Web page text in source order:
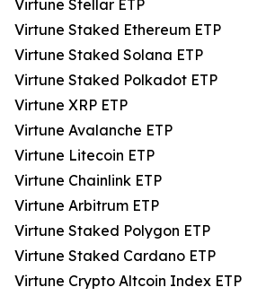
Virtune Stellar ETP
Virtune Staked Ethereum ETP
Virtune Staked Solana ETP
Virtune Staked Polkadot ETP
Virtune XRP ETP
Virtune Avalanche ETP
Virtune Litecoin ETP
Virtune Chainlink ETP
Virtune Arbitrum ETP
Virtune Staked Polygon ETP
Virtune Staked Cardano ETP
Virtune Crypto Altcoin Index ETP